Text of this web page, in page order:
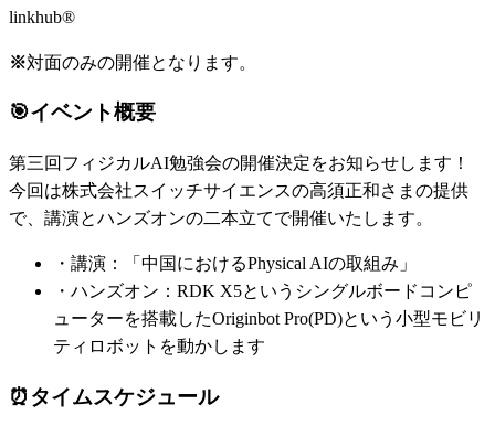
linkhub®
※対面のみの開催となります。
🎯イベント概要
第三回フィジカルAI勉強会の開催決定をお知らせします！
今回は株式会社スイッチサイエンスの高須正和さまの提供
で、講演とハンズオンの二本立てで開催いたします。
・ 講演：「中国におけるPhysical AIの取組み」
・ ハンズオン：RDK X5というシングルボードコンピ
ューターを搭載したOriginbot Pro(PD)という小型モビリ
ティロボットを動かします
⏰ タイムスケジュール